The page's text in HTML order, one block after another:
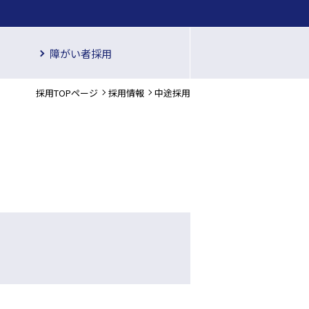
障がい者採用
採用TOPページ 採用情報 中途採用